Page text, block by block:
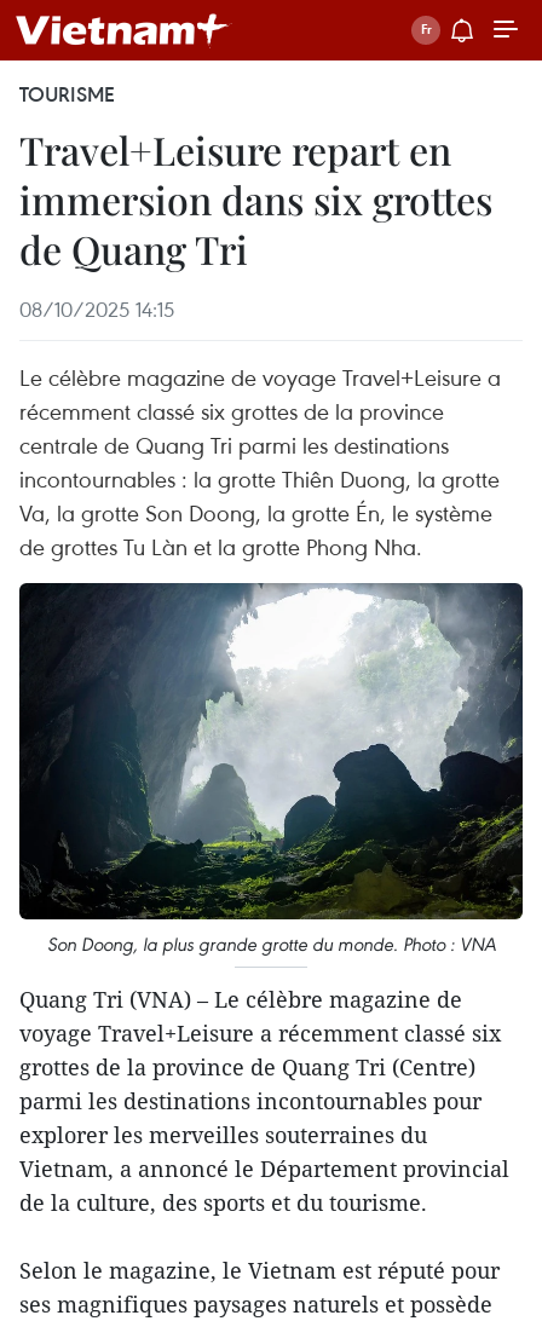
TOURISME
Travel+Leisure repart en
immersion dans six grottes
de Quang Tri
08/10/2025 14:15
Le célèbre magazine de voyage Travel+Leisure a
récemment classé six grottes de la province
centrale de Quang Tri parmi les destinations
incontournables : la grotte Thiên Duong, la grotte
Va, la grotte Son Doong, la grotte Én, le système
de grottes Tu Làn et la grotte Phong Nha.
Son Doong, la plus grande grotte du monde. Photo : VNA
Quang Tri (VNA) – Le célèbre magazine de
voyage Travel+Leisure a récemment classé six
grottes de la province de Quang Tri (Centre)
parmi les destinations incontournables pour
explorer les merveilles souterraines du
Vietnam, a annoncé le Département provincial
de la culture, des sports et du tourisme.
Selon le magazine, le Vietnam est réputé pour
ses magnifiques paysages naturels et possède